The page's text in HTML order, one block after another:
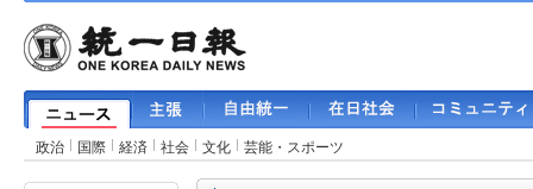
政治 国際 経済 社会 文化 芸能・スポーツ